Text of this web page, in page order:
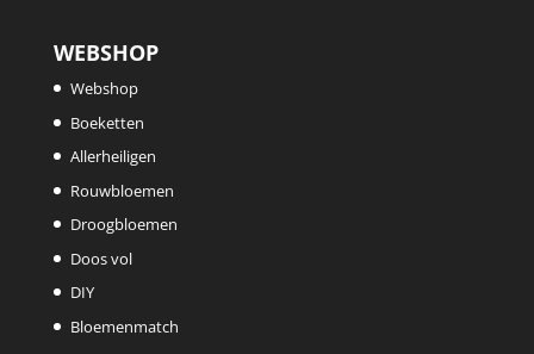
WEBSHOP
Webshop
Boeketten
Allerheiligen
Rouwbloemen
Droogbloemen
Doos vol
DIY
Bloemenmatch